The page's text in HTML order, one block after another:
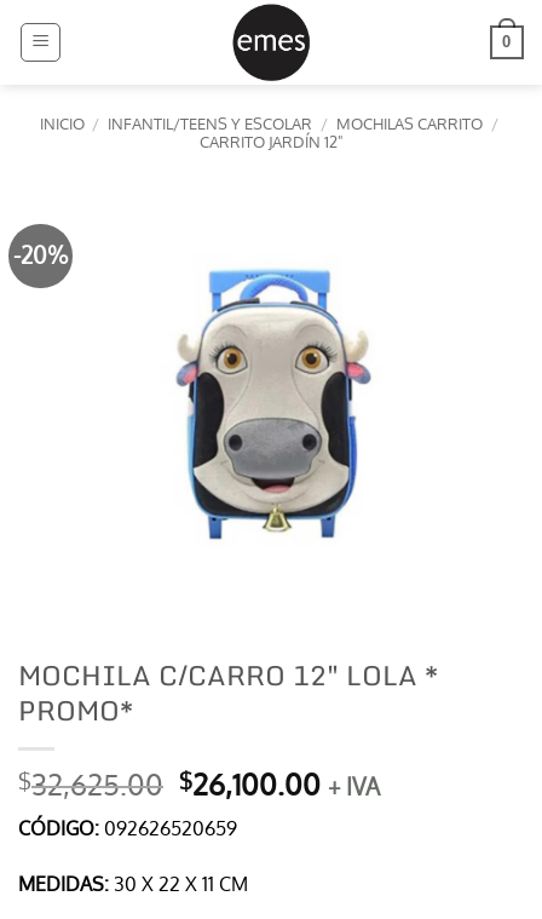
0
INICIO / INFANTIL/TEENS Y ESCOLAR / MOCHILAS CARRITO /
CARRITO JARDÍN 12"
-20%
MOCHILA C/CARRO 12″ LOLA *
PROMO*
$32,625.00 El
precio
original
era:
$32,625.00.
$26,100.00El+ IVA
CÓDIGO: 092626520659
MEDIDAS: 30 X 22 X 11 CM